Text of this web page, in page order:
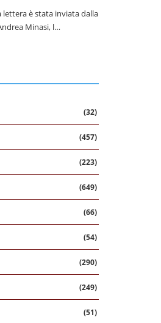
lettera è stata inviata dalla
Minasi, l…
(32)
(457)
(223)
(649)
(66)
(54)
(290)
(249)
(51)